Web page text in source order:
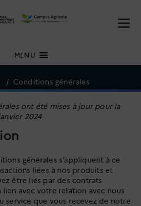
MENU
/ Conditions générales
ont été mises à jour pour la
2024
générales s’appliquent à ce
liées à nos produits et
être liés par des contrats
lien avec votre relation avec nous
service que vous recevez de notre